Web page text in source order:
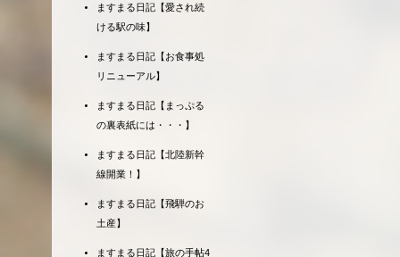
ますまる日記【愛され続
ける駅の味】
ますまる日記【お食事処
リニューアル】
ますまる日記【まっぷる
の裏表紙には・・・】
ますまる日記【北陸新幹
線開業！】
ますまる日記【飛騨のお
土産】
ますまる日記【旅の手帖4